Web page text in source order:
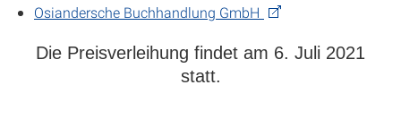
Osiandersche Buchhandlung GmbH
Die Preisverleihung findet am 6. Juli 2021
statt.